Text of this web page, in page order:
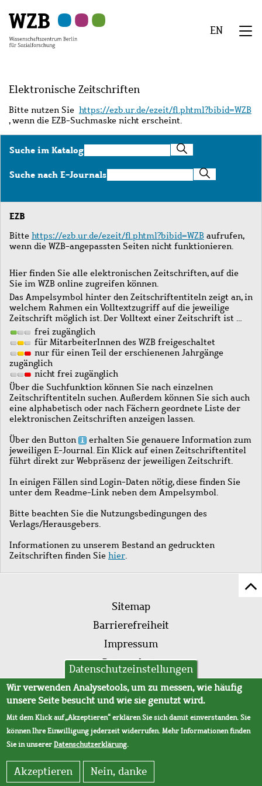
Hauptinhalt
springen
Navigation
springen
Suche
springen
Sekundärnavigation
springen
Fußzeile
springen
EN
Elektronische Zeitschriften
Bitte nutzen Sie https://ezb.ur.de/ezeit/fl.phtml?bibid=WZB
, wenn die EZB-Suchmaske nicht erscheint.
Suche im KatalogSuche
im
Katalog
Suche nach E-JournalsSuche
nach
Journals
EZB
Bitte https://ezb.ur.de/ezeit/fl.phtml?bibid=WZB aufrufen,
wenn die WZB-angepassten Seiten nicht funktionieren.
Hier finden Sie alle elektronischen Zeitschriften, auf die
Sie im WZB online zugreifen können.
Das Ampelsymbol hinter den Zeitschriftentiteln zeigt an, in
welchem Rahmen ein Volltextzugriff auf die jeweilige
Zeitschrift möglich ist. Der Volltext einer Zeitschrift ist …
frei zugänglich
für MitarbeiterInnen des WZB freigeschaltet
nur für einen Teil der erschienenen Jahrgänge
zugänglich
nicht frei zugänglich
Über die Suchfunktion können Sie nach einzelnen
Zeitschriftentiteln suchen. Außerdem können Sie sich auch
eine alphabetisch oder nach Fächern geordnete Liste der
elektronischen Zeitschriften anzeigen lassen.
Über den Button
erhalten Sie genauere Information zum
jeweiligen E-Journal. Ein Klick auf einen Zeitschriftentitel
führt direkt zur Webpräsenz der jeweiligen Zeitschrift.
In einigen Fällen sind Login-Daten nötig, diese finden Sie
unter dem Readme-Link neben dem Ampelsymbol.
Bitte beachten Sie die Nutzungsbedingungen des
Verlags/Herausgebers.
Informationen zu unserem Bestand an gedruckten
Zeitschriften finden Sie hier.
Fußleistenmenü
Sitemap
Barrierefreiheit
Impressum
Datenschutz
AVB
Datenschutzeinstellungen
Wir verwenden Analysetools, um zu messen, wie häufig
unsere Seite besucht und wie sie genutzt wird.
Mit dem Klick auf „Akzeptieren“ erklären Sie sich damit einverstanden. Sie
können Ihre Einwilligung jederzeit widerrufen. Mehr Informationen finden
Sie in unsererDatenschutzerklärung.
Akzeptieren Nein, danke